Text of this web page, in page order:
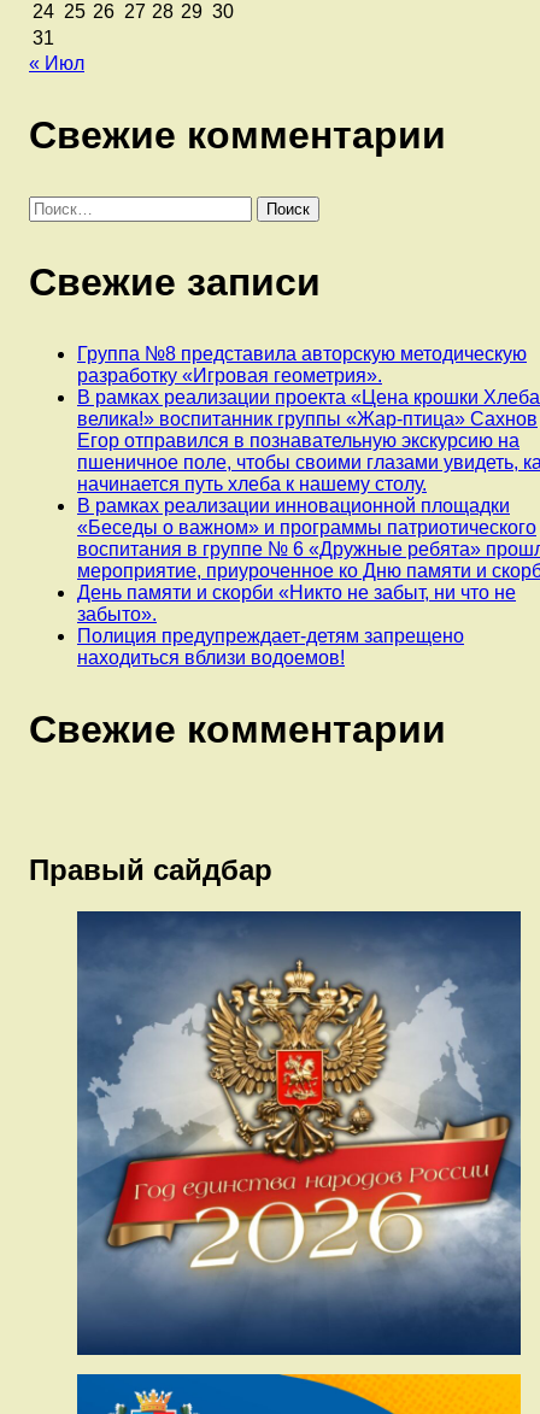
24 25 26 27 28 29 30
31
« Июл
Свежие комментарии
Найти:
Свежие записи
Группа №8 представила авторскую методическую
разработку «Игровая геометрия».
В рамках реализации проекта «Цена крошки
велика!» воспитанник группы «Жар-птица» Сахнов
Егор отправился в познавательную экскурсию на
пшеничное поле, чтобы своими глазами увидеть,
начинается путь хлеба к нашему столу.
В рамках реализации инновационной площадки
«Беседы о важном» и программы патриотического
воспитания в группе № 6 «Дружные ребята»
мероприятие, приуроченное ко Дню памяти и
День памяти и скорби «Никто не забыт, ни что не
забыто».
Полиция предупреждает-детям запрещено
находиться вблизи водоемов!
Свежие комментарии
Правый сайдбар